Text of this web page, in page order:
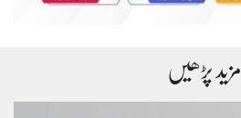
مزید پڑھیں